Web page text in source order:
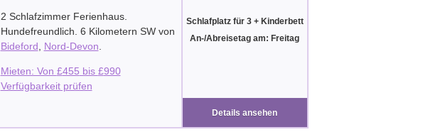
2 Schlafzimmer Ferienhaus.
Hundefreundlich. 6 Kilometern SW von
Bideford
Nord-Devon
Mieten: Von £455 bis £990
Verfügbarkeit prüfen
Schlafplatz für 3 + Kinderbett
An-/Abreisetag am: Freitag
Details ansehen